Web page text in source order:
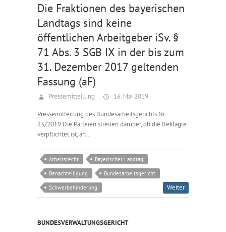
Die Fraktionen des bayerischen
Landtags sind keine
öffentlichen Arbeitgeber iSv. §
71 Abs. 3 SGB IX in der bis zum
31. Dezember 2017 geltenden
Fassung (aF)
Pressemitteilung 16. Mai 2019
Pressemitteilung des Bundesarbeitsgerichts Nr.
23/2019 Die Parteien streiten darüber, ob die Beklagte
verpflichtet ist, an…
Arbeitsrecht
Bayerischer Landtag
Benachteiligung
Bundesarbeitsgericht
Schwerbehinderung
Weiter
BUNDESVERWALTUNGSGERICHT